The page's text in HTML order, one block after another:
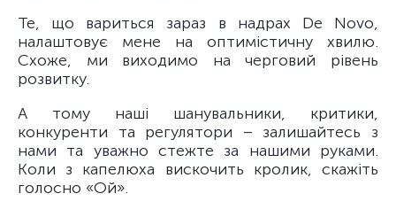
Те, що вариться зараз в надрах De Novo,
налаштовує мене на оптимістичну хвилю.
Схоже, ми виходимо на черговий рівень
розвитку.
А тому наші шанувальники, критики,
конкуренти та регулятори – залишайтесь з
нами та уважно стежте за нашими руками.
Коли з капелюха вискочить кролик, скажіть
голосно «Ой».